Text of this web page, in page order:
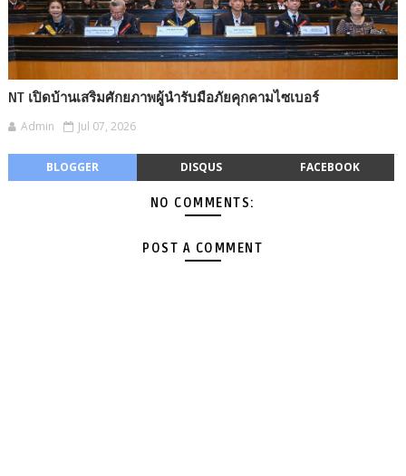
NT เปิดบ้านเสริมศักยภาพผู้นำรับมือภัยคุกคามไซเบอร์
Admin Jul 07, 2026
BLOGGER DISQUS FACEBOOK
NO COMMENTS:
POST A COMMENT